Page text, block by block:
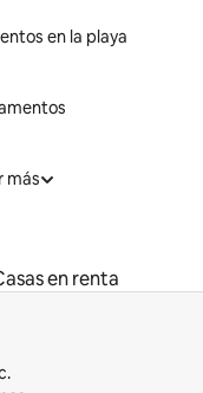
en la playa
más
en renta